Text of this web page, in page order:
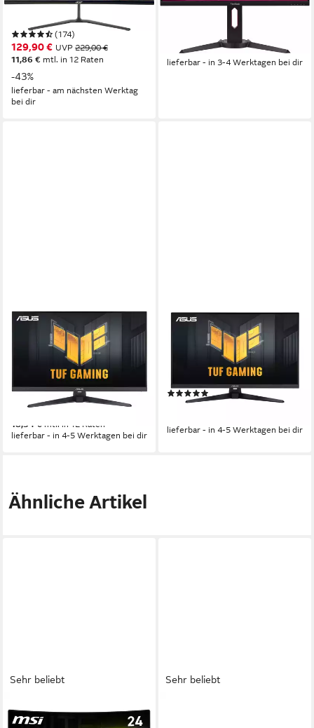
1 ms Reaktionszeit
Produktdatenblatt
(174)
129,90 € UVP 229,00 €
11,86 € mtl. in 12 Raten
-43%
lieferbar - am nächsten Werktag
bei dir
Produktdatenblatt
mtl. in 12 Raten
-27%
lieferbar - in 3-4 Werktagen bei dir
80.1cm (16:9) FHD HDMI DP
TFT-Monitor
1920 x 1080 px, Full HD
Auflösung
Reaktionszeit
Bildwiederholfrequenz
Produktdatenblatt
18,34 € mtl. in 12 Raten
lieferbar - in 4-5 Werktagen bei dir
Gaming-LED-Monitor
80,00 cm/ 31,5 Zoll
Diagonale
2560 x 1440 px, WQHD
Reaktionszeit
(1)
ab 275,69 €
lieferbar - in 4-5 Werktagen bei dir
Ähnliche Artikel
Sehr beliebt
MSI
MAG 242C Gaming-Monitor
Sehr beliebt